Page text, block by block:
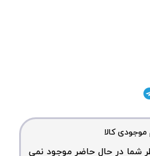
کالا
شما در حال حاضر موجود نمی